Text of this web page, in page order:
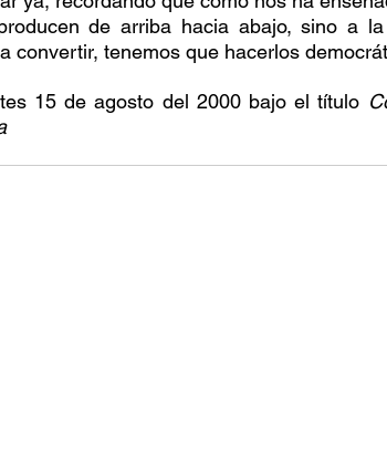
de arriba hacia abajo, sino a
convertir, tenemos que hacerlos
15 de agosto del 2000 bajo el título